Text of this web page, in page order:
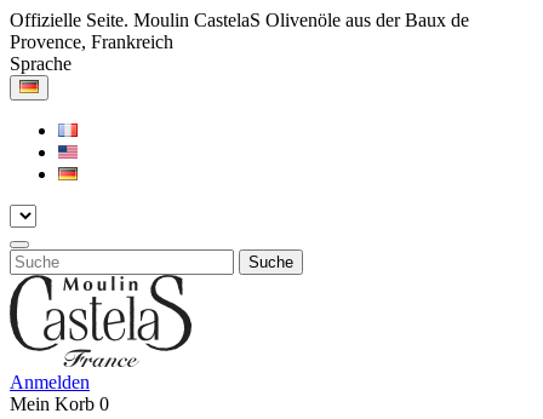
Offizielle Seite. Moulin CastelaS Olivenöle aus der Baux de
Provence, Frankreich
Sprache
Suche
Anmelden
Mein Korb 0